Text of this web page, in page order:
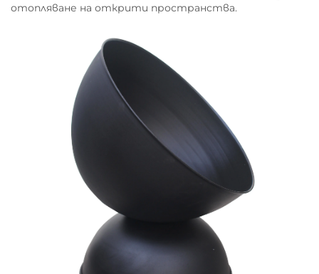
отопляване на открити пространства.